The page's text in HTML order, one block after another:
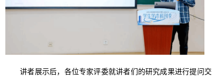
讲者展示后，各位专家评委就讲者们的研究成果进行提问交